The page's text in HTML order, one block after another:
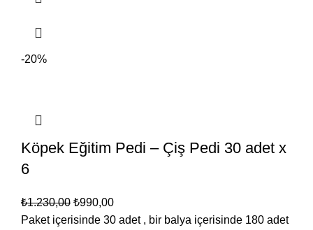
-20%
Köpek Eğitim Pedi – Çiş Pedi 30 adet x
6
₺1.230,00 ₺990,00
Paket içerisinde 30 adet , bir balya içerisinde 180 adet